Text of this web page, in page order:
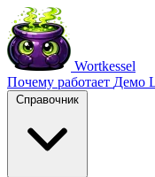
Wortkessel
Почему работает Демо
Справочник